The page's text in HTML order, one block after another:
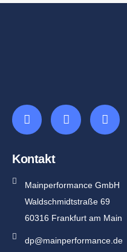
Kontakt
Mainperformance GmbH
Waldschmidtstraße 69
60316 Frankfurt am Main
dp@mainperformance.de